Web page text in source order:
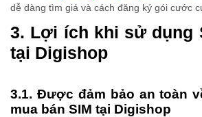
dễ dàng tìm giá và cách đăng ký gói cước
3. Lợi ích khi sử dụng
tại Digishop
3.1. Được đảm bảo an toàn
mua bán SIM tại Digishop